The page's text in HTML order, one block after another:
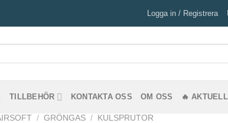
Logga in / Registrera
TILLBEHÖR KONTAKTA OSS OM OSS 🔥
/ GRÖNGAS / KULSPRUTOR